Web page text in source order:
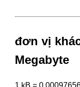
đơn vị
Megabyte
1 kB =